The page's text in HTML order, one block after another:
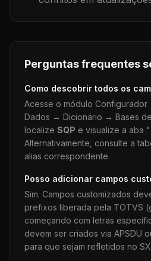
Perguntas frequentes
Como descobrir todos os
Acesse o módulo Configurador
Dados → Dicionário → Bases
localize SQP e visualize a aba
Alternativamente, consulte a
alias correspondente.
Posso adicionar campos
Sim. Campos customizados
prefixos liberada pela TOTVS
começando com letras
devem ser criados via APSDU
para que sejam refletidos no